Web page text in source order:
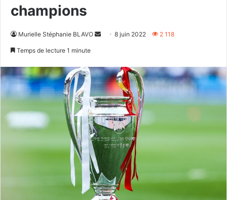
champions
Murielle Stéphanie BLAVO
Envoyer8 juin 2022 2 118
Temps de lecture 1 minute